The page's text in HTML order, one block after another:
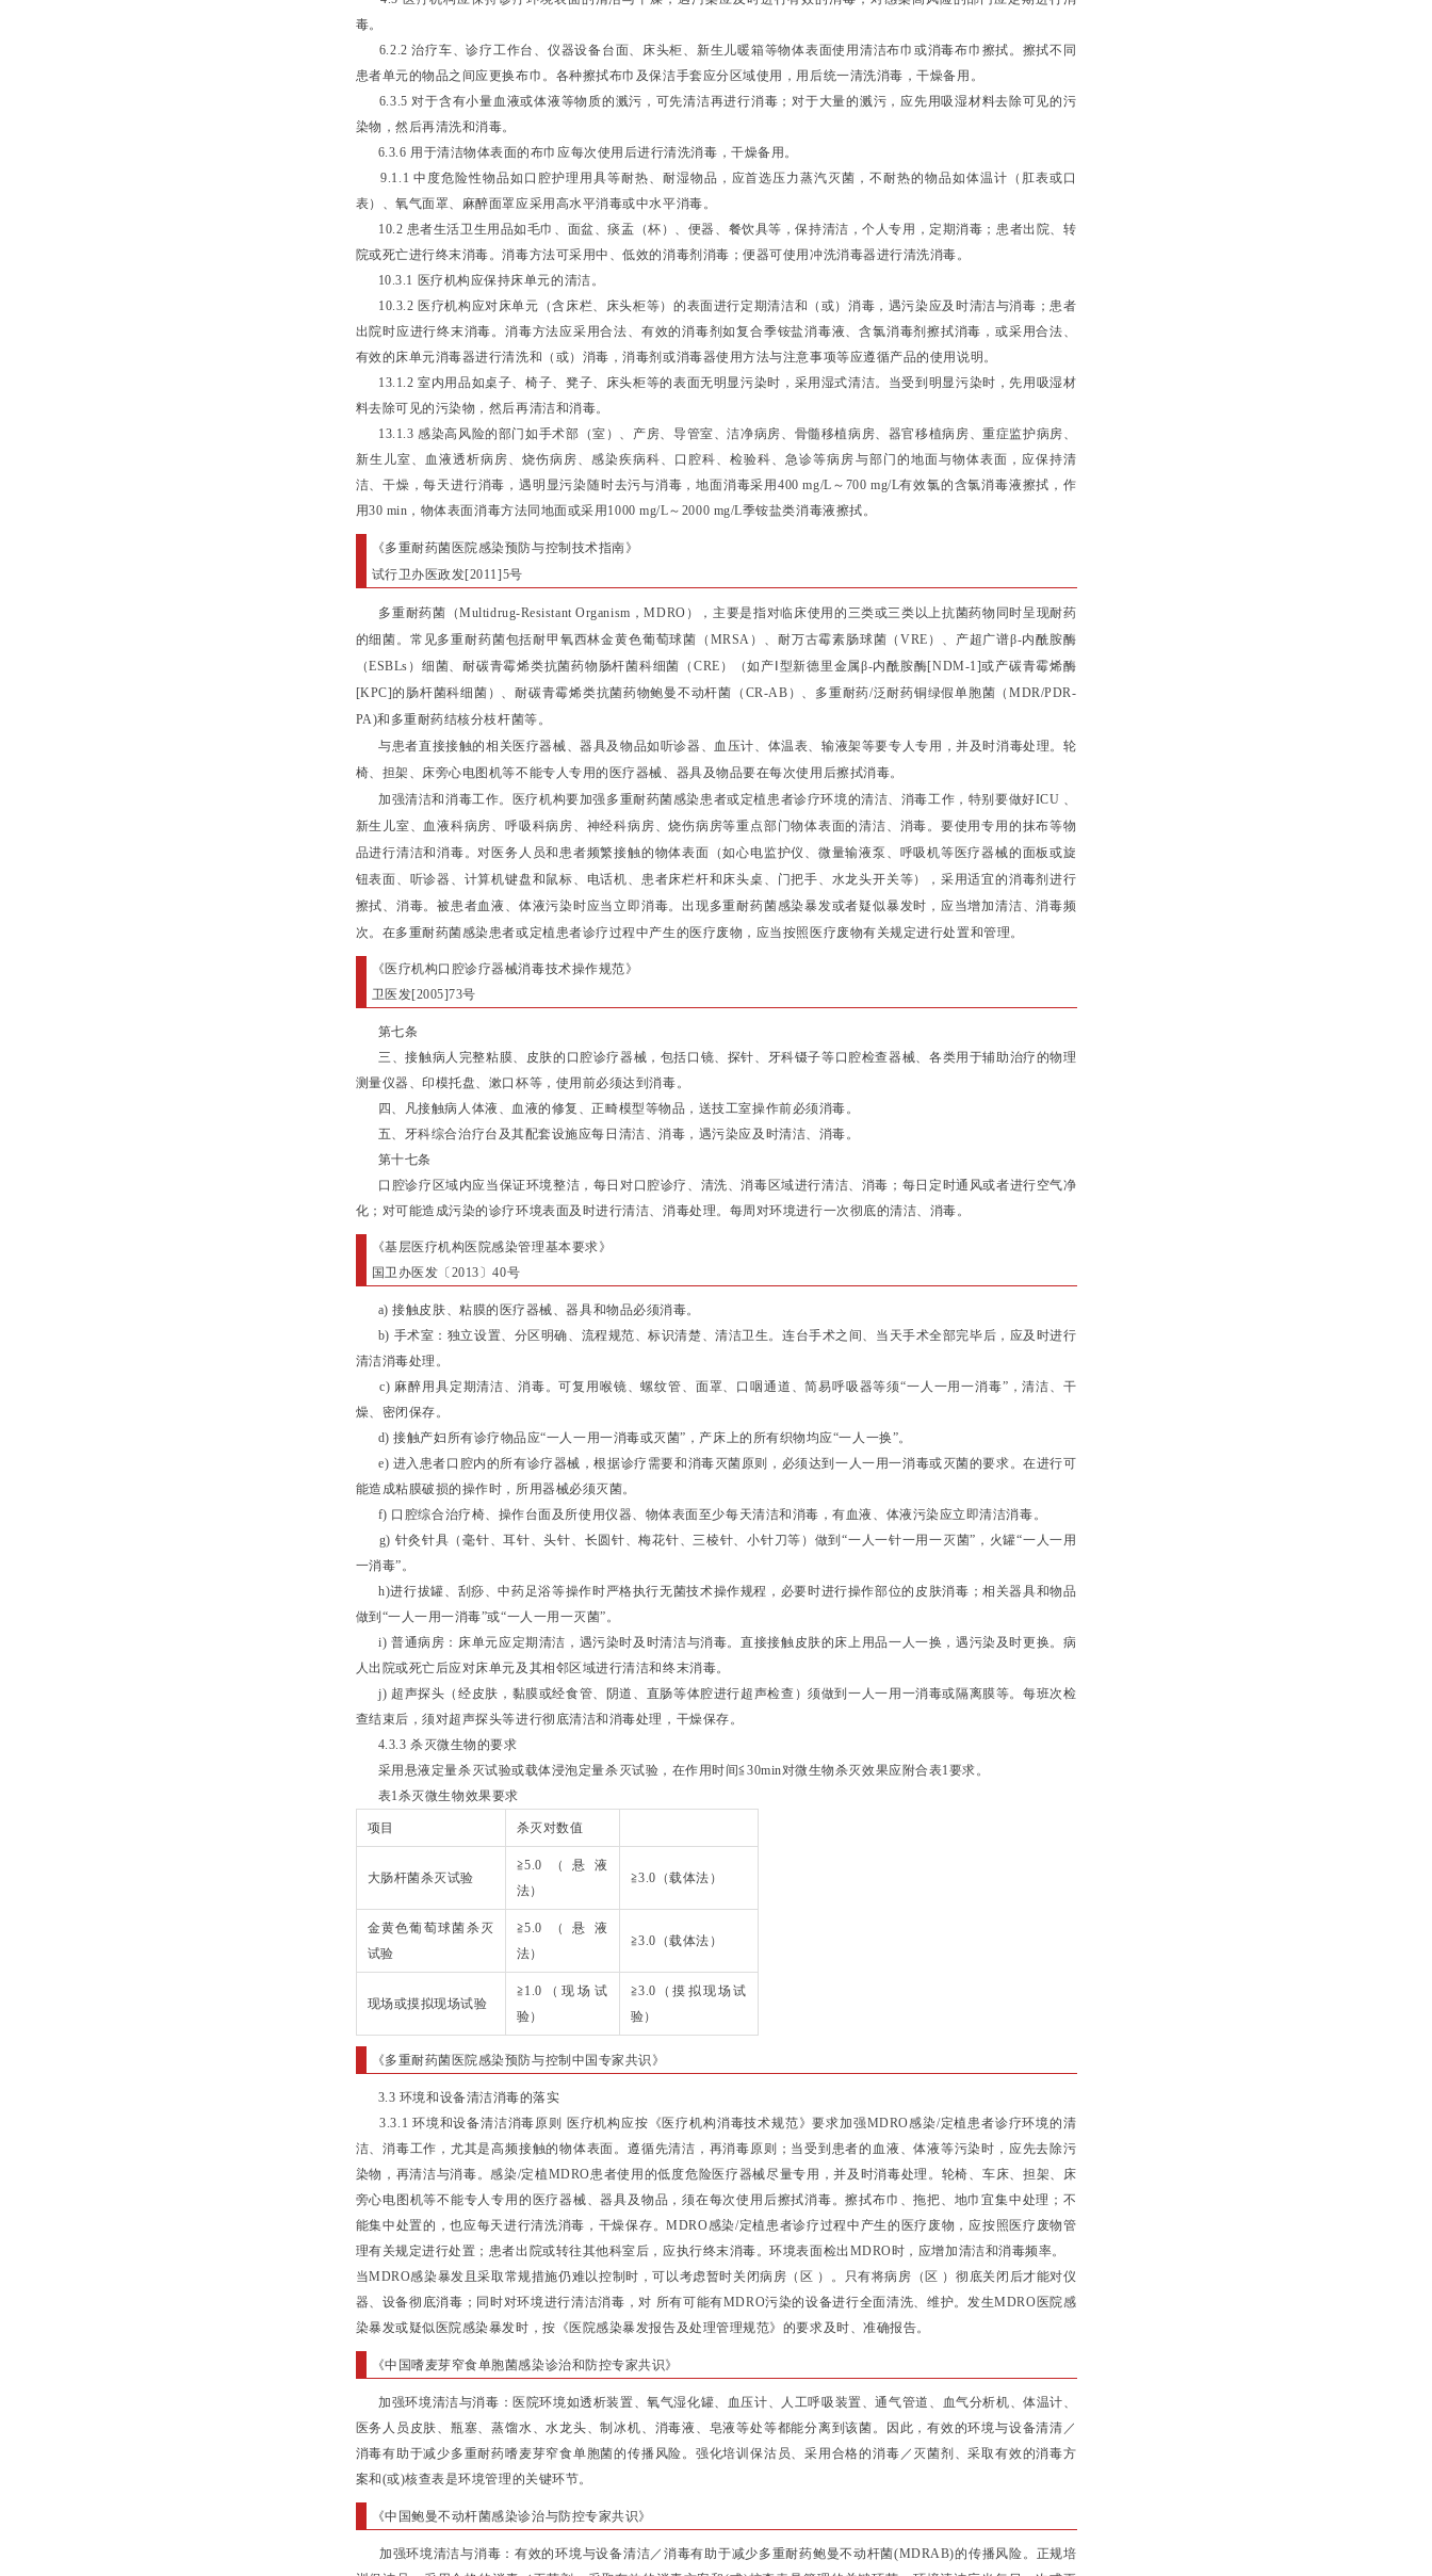
毒。
6.2.2 治疗车、诊疗工作台、仪器设备台面、床头柜、新生儿暖箱等物体表面使用清洁布巾或消毒布巾擦拭。擦拭不同
患者单元的物品之间应更换布巾。各种擦拭布巾及保洁手套应分区域使用，用后统一清洗消毒，干燥备用。
6.3.5 对于含有小量血液或体液等物质的溅污，可先清洁再进行消毒；对于大量的溅污，应先用吸湿材料去除可见的污
染物，然后再清洗和消毒。
6.3.6 用于清洁物体表面的布巾应每次使用后进行清洗消毒，干燥备用。
9.1.1 中度危险性物品如口腔护理用具等耐热、耐湿物品，应首选压力蒸汽灭菌，不耐热的物品如体温计（肛表或口
表）、氧气面罩、麻醉面罩应采用高水平消毒或中水平消毒。
10.2 患者生活卫生用品如毛巾、面盆、痰盂（杯）、便器、餐饮具等，保持清洁，个人专用，定期消毒；患者出院、转
院或死亡进行终末消毒。消毒方法可采用中、低效的消毒剂消毒；便器可使用冲洗消毒器进行清洗消毒。
10.3.1 医疗机构应保持床单元的清洁。
10.3.2 医疗机构应对床单元（含床栏、床头柜等）的表面进行定期清洁和（或）消毒，遇污染应及时清洁与消毒；患者
出院时应进行终末消毒。消毒方法应采用合法、有效的消毒剂如复合季铵盐消毒液、含氯消毒剂擦拭消毒，或采用合法、
有效的床单元消毒器进行清洗和（或）消毒，消毒剂或消毒器使用方法与注意事项等应遵循产品的使用说明。
13.1.2 室内用品如桌子、椅子、凳子、床头柜等的表面无明显污染时，采用湿式清洁。当受到明显污染时，先用吸湿材
料去除可见的污染物，然后再清洁和消毒。
13.1.3 感染高风险的部门如手术部（室）、产房、导管室、洁净病房、骨髓移植病房、器官移植病房、重症监护病房、
新生儿室、血液透析病房、烧伤病房、感染疾病科、口腔科、检验科、急诊等病房与部门的地面与物体表面，应保持清
洁、干燥，每天进行消毒，遇明显污染随时去污与消毒，地面消毒采用400 mg/L～700 mg/L有效氯的含氯消毒液擦拭，作
用30 min，物体表面消毒方法同地面或采用1000 mg/L～2000 mg/L季铵盐类消毒液擦拭。
《多重耐药菌医院感染预防与控制技术指南》
试行卫办医政发[2011]5号
多重耐药菌（Multidrug-Resistant Organism，MDRO），主要是指对临床使用的三类或三类以上抗菌药物同时呈现耐药
的细菌。常见多重耐药菌包括耐甲氧西林金黄色葡萄球菌（MRSA）、耐万古霉素肠球菌（VRE）、产超广谱β-内酰胺酶
（ESBLs）细菌、耐碳青霉烯类抗菌药物肠杆菌科细菌（CRE）（如产Ⅰ型新德里金属β-内酰胺酶[NDM-1]或产碳青霉烯酶
[KPC]的肠杆菌科细菌）、耐碳青霉烯类抗菌药物鲍曼不动杆菌（CR-AB）、多重耐药/泛耐药铜绿假单胞菌（MDR/PDR-
PA)和多重耐药结核分枝杆菌等。
与患者直接接触的相关医疗器械、器具及物品如听诊器、血压计、体温表、输液架等要专人专用，并及时消毒处理。轮
椅、担架、床旁心电图机等不能专人专用的医疗器械、器具及物品要在每次使用后擦拭消毒。
加强清洁和消毒工作。医疗机构要加强多重耐药菌感染患者或定植患者诊疗环境的清洁、消毒工作，特别要做好ICU 、
新生儿室、血液科病房、呼吸科病房、神经科病房、烧伤病房等重点部门物体表面的清洁、消毒。要使用专用的抹布等物
品进行清洁和消毒。对医务人员和患者频繁接触的物体表面（如心电监护仪、微量输液泵、呼吸机等医疗器械的面板或旋
钮表面、听诊器、计算机键盘和鼠标、电话机、患者床栏杆和床头桌、门把手、水龙头开关等），采用适宜的消毒剂进行
擦拭、消毒。被患者血液、体液污染时应当立即消毒。出现多重耐药菌感染暴发或者疑似暴发时，应当增加清洁、消毒频
次。在多重耐药菌感染患者或定植患者诊疗过程中产生的医疗废物，应当按照医疗废物有关规定进行处置和管理。
《医疗机构口腔诊疗器械消毒技术操作规范》
卫医发[2005]73号
第七条
三、接触病人完整粘膜、皮肤的口腔诊疗器械，包括口镜、探针、牙科镊子等口腔检查器械、各类用于辅助治疗的物理
测量仪器、印模托盘、漱口杯等，使用前必须达到消毒。
四、凡接触病人体液、血液的修复、正畸模型等物品，送技工室操作前必须消毒。
五、牙科综合治疗台及其配套设施应每日清洁、消毒，遇污染应及时清洁、消毒。
第十七条
口腔诊疗区域内应当保证环境整洁，每日对口腔诊疗、清洗、消毒区域进行清洁、消毒；每日定时通风或者进行空气净
化；对可能造成污染的诊疗环境表面及时进行清洁、消毒处理。每周对环境进行一次彻底的清洁、消毒。
《基层医疗机构医院感染管理基本要求》
国卫办医发〔2013〕40号
a) 接触皮肤、粘膜的医疗器械、器具和物品必须消毒。
b) 手术室：独立设置、分区明确、流程规范、标识清楚、清洁卫生。连台手术之间、当天手术全部完毕后，应及时进行
清洁消毒处理。
c) 麻醉用具定期清洁、消毒。可复用喉镜、螺纹管、面罩、口咽通道、简易呼吸器等须“一人一用一消毒”，清洁、干
燥、密闭保存。
d) 接触产妇所有诊疗物品应“一人一用一消毒或灭菌”，产床上的所有织物均应“一人一换”。
e) 进入患者口腔内的所有诊疗器械，根据诊疗需要和消毒灭菌原则，必须达到一人一用一消毒或灭菌的要求。在进行可
能造成粘膜破损的操作时，所用器械必须灭菌。
f) 口腔综合治疗椅、操作台面及所使用仪器、物体表面至少每天清洁和消毒，有血液、体液污染应立即清洁消毒。
g) 针灸针具（毫针、耳针、头针、长圆针、梅花针、三棱针、小针刀等）做到“一人一针一用一灭菌”，火罐“一人一用
一消毒”。
h)进行拔罐、刮痧、中药足浴等操作时严格执行无菌技术操作规程，必要时进行操作部位的皮肤消毒；相关器具和物品
做到“一人一用一消毒”或“一人一用一灭菌”。
i) 普通病房：床单元应定期清洁，遇污染时及时清洁与消毒。直接接触皮肤的床上用品一人一换，遇污染及时更换。病
人出院或死亡后应对床单元及其相邻区域进行清洁和终末消毒。
j) 超声探头（经皮肤，黏膜或经食管、阴道、直肠等体腔进行超声检查）须做到一人一用一消毒或隔离膜等。每班次检
查结束后，须对超声探头等进行彻底清洁和消毒处理，干燥保存。
4.3.3 杀灭微生物的要求
采用悬液定量杀灭试验或载体浸泡定量杀灭试验，在作用时间≦30min对微生物杀灭效果应附合表1要求。
表1杀灭微生物效果要求
项目 杀灭对数值
大肠杆菌杀灭试验
≧5.0（悬液
法）
≧3.0（载体法）
金黄色葡萄球菌杀灭
试验
≧5.0（悬液
法）
≧3.0（载体法）
现场或摸拟现场试验
≧1.0（现场试
验）
≧3.0（摸拟现场试
验）
《多重耐药菌医院感染预防与控制中国专家共识》
3.3 环境和设备清洁消毒的落实
3.3.1 环境和设备清洁消毒原则 医疗机构应按《医疗机构消毒技术规范》要求加强MDRO感染/定植患者诊疗环境的清
洁、消毒工作，尤其是高频接触的物体表面。遵循先清洁，再消毒原则；当受到患者的血液、体液等污染时，应先去除污
染物，再清洁与消毒。感染/定植MDRO患者使用的低度危险医疗器械尽量专用，并及时消毒处理。轮椅、车床、担架、床
旁心电图机等不能专人专用的医疗器械、器具及物品，须在每次使用后擦拭消毒。擦拭布巾、拖把、地巾宜集中处理；不
能集中处置的，也应每天进行清洗消毒，干燥保存。MDRO感染/定植患者诊疗过程中产生的医疗废物，应按照医疗废物管
理有关规定进行处置；患者出院或转往其他科室后，应执行终末消毒。环境表面检出MDRO时，应增加清洁和消毒频率。
当MDRO感染暴发且采取常规措施仍难以控制时，可以考虑暂时关闭病房（区 ）。只有将病房（区 ）彻底关闭后才能对仪
器、设备彻底消毒；同时对环境进行清洁消毒，对 所有可能有MDRO污染的设备进行全面清洗、维护。发生MDRO医院感
染暴发或疑似医院感染暴发时，按《医院感染暴发报告及处理管理规范》的要求及时、准确报告。
《中国嗜麦芽窄食单胞菌感染诊治和防控专家共识》
加强环境清洁与消毒：医院环境如透析装置、氧气湿化罐、血压计、人工呼吸装置、通气管道、血气分析机、体温计、
医务人员皮肤、瓶塞、蒸馏水、水龙头、制冰机、消毒液、皂液等处等都能分离到该菌。因此，有效的环境与设备清清／
消毒有助于减少多重耐药嗜麦芽窄食单胞菌的传播风险。强化培训保沽员、采用合格的消毒／灭菌剂、采取有效的消毒方
案和(或)核查表是环境管理的关键环节。
《中国鲍曼不动杆菌感染诊治与防控专家共识》
加强环境清洁与消毒：有效的环境与设备清洁／消毒有助于减少多重耐药鲍曼不动杆菌(MDRAB)的传播风险。正规培